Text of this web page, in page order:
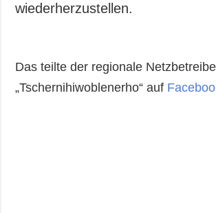
wiederherzustellen.
Das teilte der regionale
„Tschernihiwoblenerho“ auf